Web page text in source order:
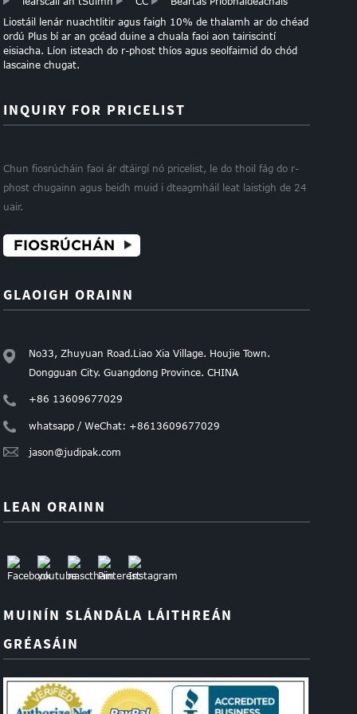
Liostáil lenár nuachtlitir agus faigh 10% de thalamh ar do chéad
ordú Plus bí ar an gcéad duine a chuala faoi aon tairiscintí
eisiacha. Líon isteach do r-phost thíos agus seolfaimid do chód
lascaine chugat.
INQUIRY FOR PRICELIST
Chun fiosrúcháin faoi ár dtáirgí nó pricelist, le do thoil fág do r-
phost chugainn agus beidh muid i dteagmháil leat laistigh de 24
uair.
FIOSRÚCHÁN
GLAOIGH ORAINN
No33, Zhuyuan Road.Liao Xia Village. Houjie Town.
Dongguan City. Guangdong Province. CHINA
+86 13609677029
whatsapp / WeChat: +8613609677029
jason@judipak.com
LEAN ORAINN
MUINÍN SLÁNDÁLA LÁITHREÁN
GRÉASÁIN